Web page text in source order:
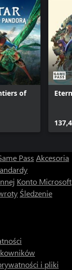
of
Pass Akcesoria
Konto Microsoft
Śledzenie
i pliki